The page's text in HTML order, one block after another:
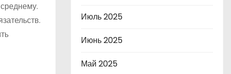
Июль 2025
Июнь 2025
Май 2025